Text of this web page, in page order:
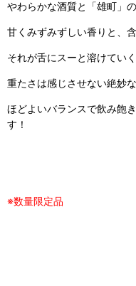
やわらかな酒質と「雄町」
甘くみずみずしい香りと、
それが舌にスーと溶けていく
重たさは感じさせない絶妙
ほどよいバランスで飲み飽
す！
※数量限定品